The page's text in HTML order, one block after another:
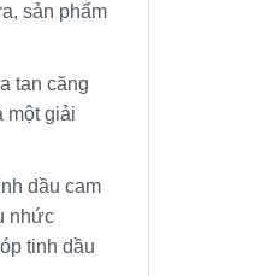
sản phẩm
tan căng
một giải
dầu cam
nhức
tinh dầu